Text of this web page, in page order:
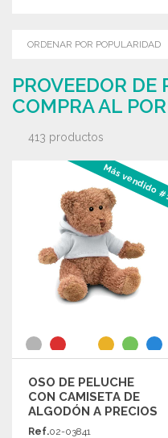
PROVEEDOR DE
COMPRA AL
413 productos
Más vendido
OSO DE PELUCHE
CON CAMISETA DE
ALGODÓN A PRECIOS
DE MAYORISTA
Ref.02-03841